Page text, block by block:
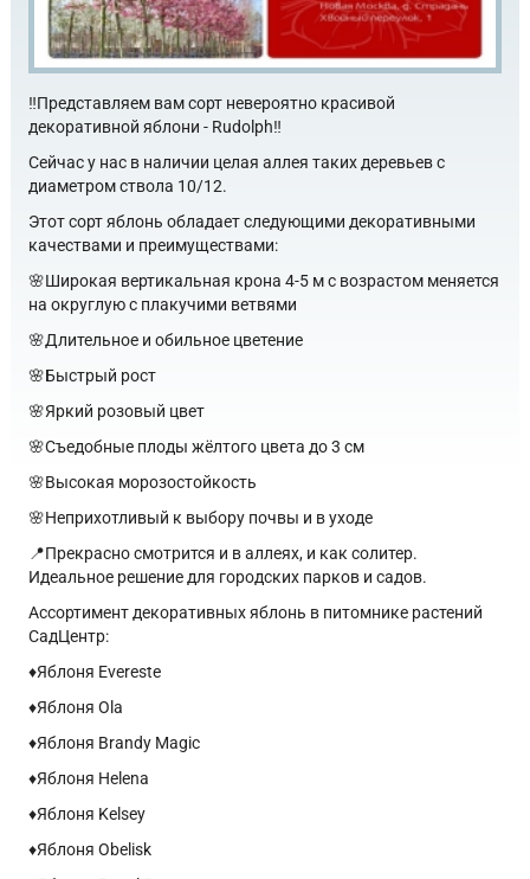
‼️Представляем вам сорт невероятно красивой
декоративной яблони - Rudolph‼️
Сейчас у нас в наличии целая аллея таких деревьев с
диаметром ствола 10/12.
Этот сорт яблонь обладает следующими декоративными
качествами и преимуществами:
🌸Широкая вертикальная крона 4-5 м с возрастом меняется
на округлую с плакучими ветвями
🌸Длительное и обильное цветение
🌸Быстрый рост
🌸Яркий розовый цвет
🌸Съедобные плоды жёлтого цвета до 3 см
🌸Высокая морозостойкость
🌸Неприхотливый к выбору почвы и в уходе
📍Прекрасно смотрится и в аллеях, и как солитер.
Идеальное решение для городских парков и садов.
Ассортимент декоративных яблонь в питомнике растений
СадЦентр:
♦️Яблоня Evereste
♦️Яблоня Ola
♦️Яблоня Brandy Magic
♦️Яблоня Helena
♦️Яблоня Kelsey
♦️Яблоня Obelisk